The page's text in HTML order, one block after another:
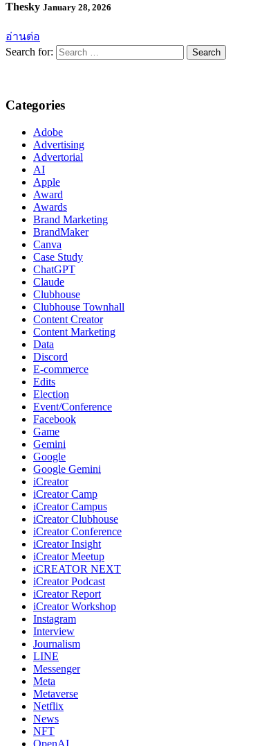
Thesky January 28, 2026
อ่านต่อ
Search for:
Categories
Adobe
Advertising
Advertorial
AI
Apple
Award
Awards
Brand Marketing
BrandMaker
Canva
Case Study
ChatGPT
Claude
Clubhouse
Clubhouse Townhall
Content Creator
Content Marketing
Data
Discord
E-commerce
Edits
Election
Event/Conference
Facebook
Game
Gemini
Google
Google Gemini
iCreator
iCreator Camp
iCreator Campus
iCreator Clubhouse
iCreator Conference
iCreator Insight
iCreator Meetup
iCREATOR NEXT
iCreator Podcast
iCreator Report
iCreator Workshop
Instagram
Interview
Journalism
LINE
Messenger
Meta
Metaverse
Netflix
News
NFT
OpenAI